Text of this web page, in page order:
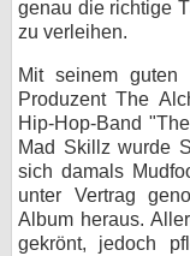
genau die richtige
zu verleihen.
Mit seinem
Produzent The
Hip-Hop-Band
Mad Skillz wurde
sich damals
unter Vertrag
Album heraus.
gekrönt, jedoch